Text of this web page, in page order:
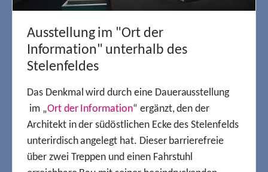
Ausstellung im "Ort der
Information" unterhalb des
Stelenfeldes
Das Denkmal wird durch eine Dauerausstellung
im „Ort der Information“ ergänzt, den der
Architekt in der südöstlichen Ecke des Stelenfelds
unterirdisch angelegt hat. Dieser barrierefreie
über zwei Treppen und einen Fahrstuhl